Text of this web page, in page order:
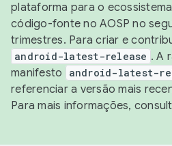
plataforma para o
código-fonte no AOSP no
trimestres. Para criar e
android-latest-release . A
manifesto
android-latest-
referenciar a versão mais
Para mais informações,